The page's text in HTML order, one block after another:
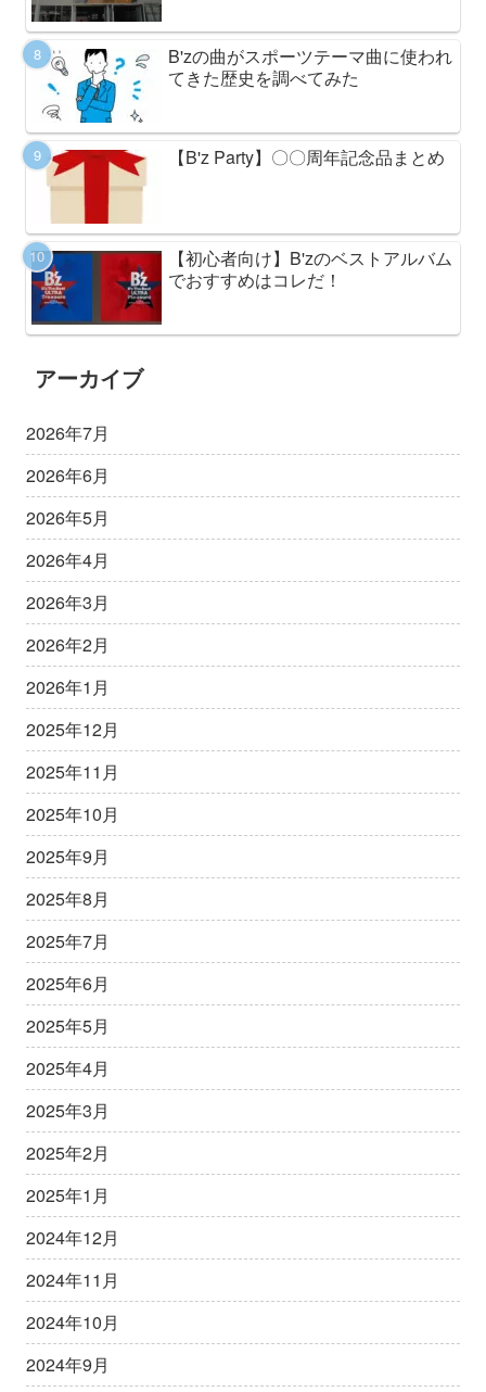
B'zの曲がスポーツテーマ曲に使われ
てきた歴史を調べてみた
【B'z Party】〇〇周年記念品まとめ
【初心者向け】B'zのベストアルバム
でおすすめはコレだ！
アーカイブ
2026年7月
2026年6月
2026年5月
2026年4月
2026年3月
2026年2月
2026年1月
2025年12月
2025年11月
2025年10月
2025年9月
2025年8月
2025年7月
2025年6月
2025年5月
2025年4月
2025年3月
2025年2月
2025年1月
2024年12月
2024年11月
2024年10月
2024年9月